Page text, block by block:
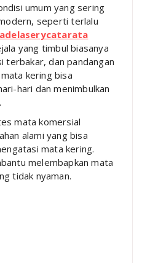
umum yang sering
seperti terlalu
yang timbul biasanya
terbakar, dan pandangan
kering bisa
hari dan menimbulkan
mata komersial
alami yang bisa
mata kering.
melembapkan mata
tidak nyaman.